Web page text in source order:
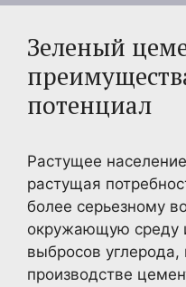
Зеленый
потенциал
Растущее
растущая
более серьезному
окружающую среду
выбросов
производстве